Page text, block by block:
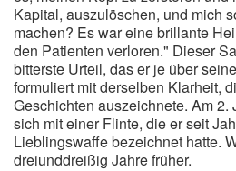
Kapital, auszulöschen, und mich
machen? Es war eine brillante
den Patienten verloren." Dieser
bitterste Urteil, das er je über
formuliert mit derselben Klarheit,
Geschichten auszeichnete. Am 2.
sich mit einer Flinte, die er seit
Lieblingswaffe bezeichnet hatte.
dreiunddreißig Jahre früher.